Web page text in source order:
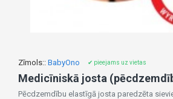
Zīmols:: BabyOno ✔ pieejams uz vietas
Pēcdzemdību elastīgā josta paredzēta